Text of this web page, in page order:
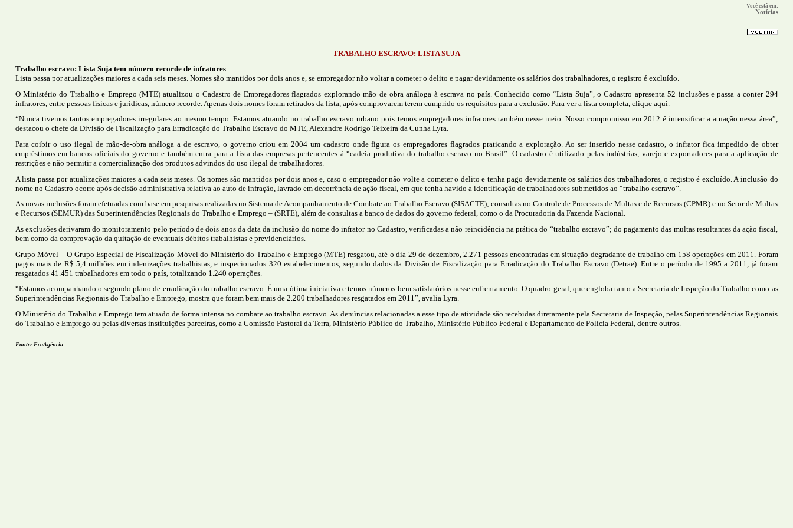
Você está em:
Notícias
TRABALHO ESCRAVO: LISTA SUJA
Trabalho escravo: Lista Suja tem número recorde de infratores
Lista passa por atualizações maiores a cada seis meses. Nomes são mantidos por dois anos e, se empregador não voltar a cometer o delito e pagar devidamente os salários dos trabalhadores, o registro é excluído.
O Ministério do Trabalho e Emprego (MTE) atualizou o Cadastro de Empregadores flagrados explorando mão de obra análoga à escrava no país. Conhecido como “Lista Suja”, o Cadastro apresenta 52 inclusões e passa a conter 294
infratores, entre pessoas físicas e jurídicas, número recorde. Apenas dois nomes foram retirados da lista, após comprovarem terem cumprido os requisitos para a exclusão. Para ver a lista completa, clique aqui.
“Nunca tivemos tantos empregadores irregulares ao mesmo tempo. Estamos atuando no trabalho escravo urbano pois temos empregadores infratores também nesse meio. Nosso compromisso em 2012 é intensificar a atuação nessa área”,
destacou o chefe da Divisão de Fiscalização para Erradicação do Trabalho Escravo do MTE, Alexandre Rodrigo Teixeira da Cunha Lyra.
Para coibir o uso ilegal de mão-de-obra análoga a de escravo, o governo criou em 2004 um cadastro onde figura os empregadores flagrados praticando a exploração. Ao ser inserido nesse cadastro, o infrator fica impedido de obter
empréstimos em bancos oficiais do governo e também entra para a lista das empresas pertencentes à “cadeia produtiva do trabalho escravo no Brasil”. O cadastro é utilizado pelas indústrias, varejo e exportadores para a aplicação de
restrições e não permitir a comercialização dos produtos advindos do uso ilegal de trabalhadores.
A lista passa por atualizações maiores a cada seis meses. Os nomes são mantidos por dois anos e, caso o empregador não volte a cometer o delito e tenha pago devidamente os salários dos trabalhadores, o registro é excluído. A inclusão do
nome no Cadastro ocorre após decisão administrativa relativa ao auto de infração, lavrado em decorrência de ação fiscal, em que tenha havido a identificação de trabalhadores submetidos ao “trabalho escravo”.
As novas inclusões foram efetuadas com base em pesquisas realizadas no Sistema de Acompanhamento de Combate ao Trabalho Escravo (SISACTE); consultas no Controle de Processos de Multas e de Recursos (CPMR) e no Setor de Multas
e Recursos (SEMUR) das Superintendências Regionais do Trabalho e Emprego – (SRTE), além de consultas a banco de dados do governo federal, como o da Procuradoria da Fazenda Nacional.
As exclusões derivaram do monitoramento pelo período de dois anos da data da inclusão do nome do infrator no Cadastro, verificadas a não reincidência na prática do “trabalho escravo”; do pagamento das multas resultantes da ação fiscal,
bem como da comprovação da quitação de eventuais débitos trabalhistas e previdenciários.
Grupo Móvel – O Grupo Especial de Fiscalização Móvel do Ministério do Trabalho e Emprego (MTE) resgatou, até o dia 29 de dezembro, 2.271 pessoas encontradas em situação degradante de trabalho em 158 operações em 2011. Foram
pagos mais de R$ 5,4 milhões em indenizações trabalhistas, e inspecionados 320 estabelecimentos, segundo dados da Divisão de Fiscalização para Erradicação do Trabalho Escravo (Detrae). Entre o período de 1995 a 2011, já foram
resgatados 41.451 trabalhadores em todo o país, totalizando 1.240 operações.
“Estamos acompanhando o segundo plano de erradicação do trabalho escravo. É uma ótima iniciativa e temos números bem satisfatórios nesse enfrentamento. O quadro geral, que engloba tanto a Secretaria de Inspeção do Trabalho como as
Superintendências Regionais do Trabalho e Emprego, mostra que foram bem mais de 2.200 trabalhadores resgatados em 2011”, avalia Lyra.
O Ministério do Trabalho e Emprego tem atuado de forma intensa no combate ao trabalho escravo. As denúncias relacionadas a esse tipo de atividade são recebidas diretamente pela Secretaria de Inspeção, pelas Superintendências Regionais
do Trabalho e Emprego ou pelas diversas instituições parceiras, como a Comissão Pastoral da Terra, Ministério Público do Trabalho, Ministério Público Federal e Departamento de Polícia Federal, dentre outros.
Fonte: EcoAgência